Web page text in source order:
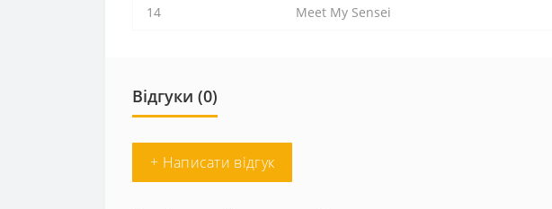
14 Meet My Sensei
Відгуки (0)
+ Написати відгук